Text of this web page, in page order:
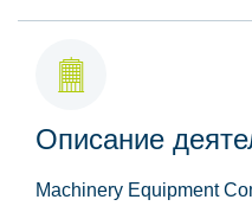
Описание
Machinery Equipment